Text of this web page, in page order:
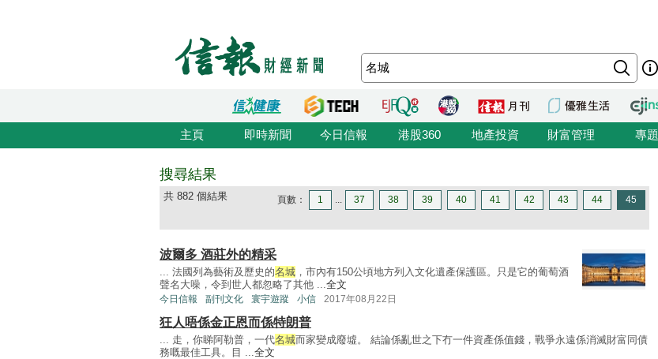
主頁 即時新聞 今日信報 港股360 地產投資 財富管理 專題
搜尋結果
共 882 個結果 頁數： 1 ... 37 38 39 40 41 42 43 44 45
波爾多 酒莊外的精采
... 法國列為藝術及歷史的名城 ，市內有150公頃地方列入文化遺產保護區。只是它的葡萄酒
聲名大噪，令到世人都忽略了其他 ...全文
今日信報 副刊文化 寰宇遊蹤 小信 2017年08月22日
狂人唔係金正恩而係特朗普
... 走，你睇阿勒普，一代名城而家變成廢墟。 結論係亂世之下冇一件資產係值錢，戰爭永遠係消滅財富同債
務嘅最佳工具。目 ...全文